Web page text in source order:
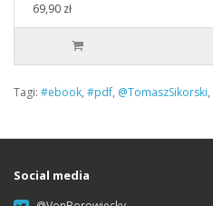
69,90 zł
Tagi: #ebook, #pdf, @TomaszSikorski,
Social media